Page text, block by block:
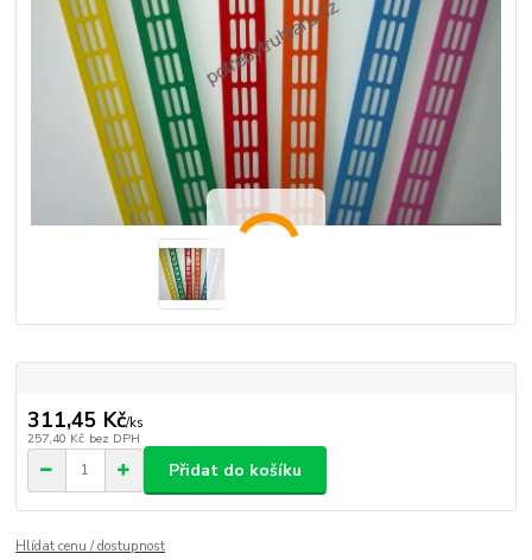
311,45 Kč/ks
257,40 Kč bez DPH
Přidat do košíku
Hlídat cenu / dostupnost